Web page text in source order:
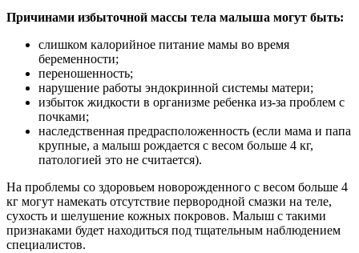
Причинами избыточной массы тела малыша могут быть:
слишком калорийное питание мамы во время
беременности;
переношенность;
нарушение работы эндокринной системы матери;
избыток жидкости в организме ребенка из-за проблем с
почками;
наследственная предрасположенность (если мама и папа
крупные, а малыш рождается с весом больше 4 кг,
патологией это не считается).
На проблемы со здоровьем новорожденного с весом больше 4
кг могут намекать отсутствие первородной смазки на теле,
сухость и шелушение кожных покровов. Малыш с такими
признаками будет находиться под тщательным наблюдением
специалистов.